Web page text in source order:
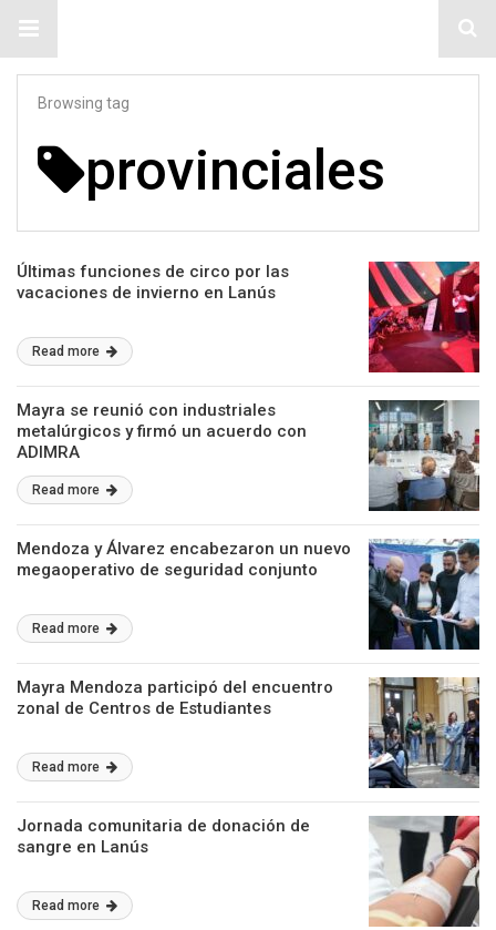
Browsing tag
provinciales
Últimas funciones de circo por las
vacaciones de invierno en Lanús
Read more
Mayra se reunió con industriales
metalúrgicos y firmó un acuerdo con
ADIMRA
Read more
Mendoza y Álvarez encabezaron un nuevo
megaoperativo de seguridad conjunto
Read more
Mayra Mendoza participó del encuentro
zonal de Centros de Estudiantes
Read more
Jornada comunitaria de donación de
sangre en Lanús
Read more